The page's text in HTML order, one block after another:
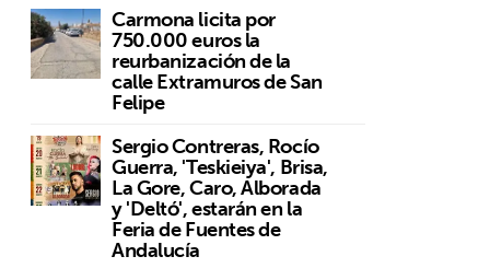
Carmona licita por
750.000 euros la
reurbanización de la
calle Extramuros de San
Felipe
Sergio Contreras, Rocío
Guerra, 'Teskieiya', Brisa,
La Gore, Caro, Alborada
y 'Deltó', estarán en la
Feria de Fuentes de
Andalucía